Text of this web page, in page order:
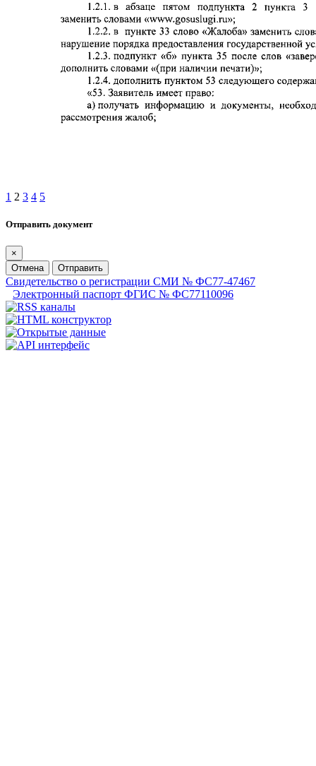
1 2 3 4 5
Отправить документ
×
Отмена
Отправить
Свидетельство о регистрации СМИ № ФС77-47467
Электронный паспорт ФГИС № ФС77110096